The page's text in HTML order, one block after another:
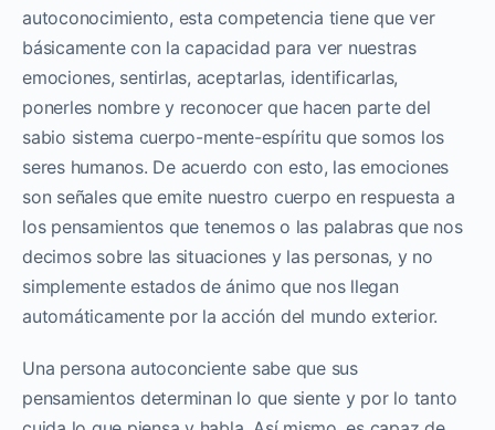
autoconocimiento, esta competencia tiene que ver
básicamente con la capacidad para ver nuestras
emociones, sentirlas, aceptarlas, identificarlas,
ponerles nombre y reconocer que hacen parte del
sabio sistema cuerpo-mente-espíritu que somos los
seres humanos. De acuerdo con esto, las emociones
son señales que emite nuestro cuerpo en respuesta a
los pensamientos que tenemos o las palabras que nos
decimos sobre las situaciones y las personas, y no
simplemente estados de ánimo que nos llegan
automáticamente por la acción del mundo exterior.
Una persona autoconciente sabe que sus
pensamientos determinan lo que siente y por lo tanto